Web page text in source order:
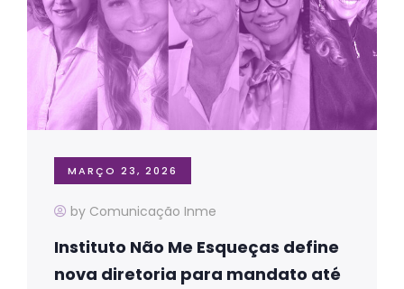
MARÇO 23, 2026
by Comunicação Inme
Instituto Não Me Esqueças define
nova diretoria para mandato até